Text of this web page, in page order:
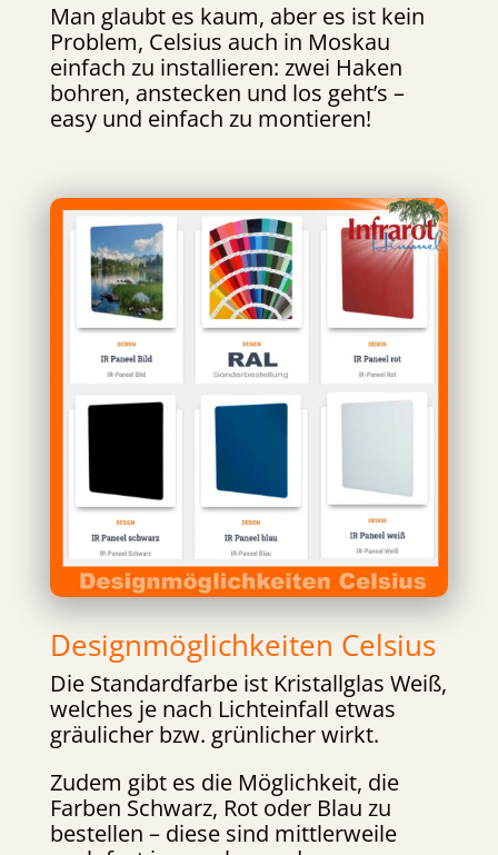
Man glaubt es kaum, aber es ist kein
Problem, Celsius auch in Moskau
einfach zu installieren: zwei Haken
bohren, anstecken und los geht’s –
easy und einfach zu montieren!
Designmöglichkeiten Celsius
Die Standardfarbe ist Kristallglas Weiß,
welches je nach Lichteinfall etwas
gräulicher bzw. grünlicher wirkt.
Zudem gibt es die Möglichkeit, die
Farben Schwarz, Rot oder Blau zu
bestellen – diese sind mittlerweile